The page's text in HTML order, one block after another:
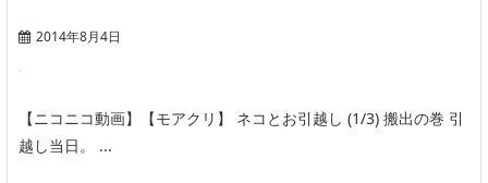
2014年8月4日
【ニコニコ動画】【モアクリ】 ネコとお引越し (1/3) 搬出の巻 引
越し当日。 ...